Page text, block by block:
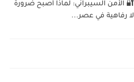
🔐 الأمن السيبراني: لماذا أصبح ضرورة
لا رفاهية في عصر...